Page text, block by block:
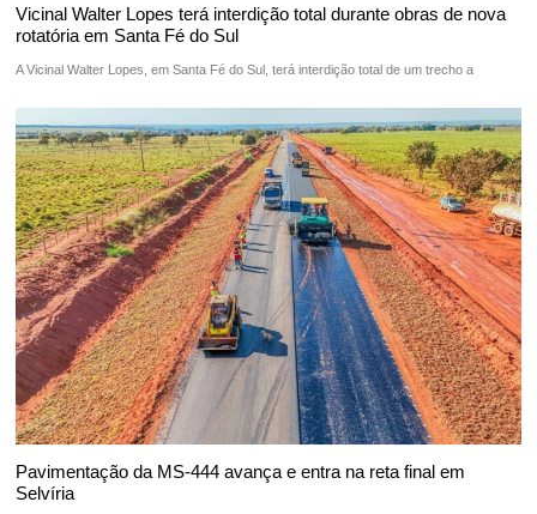
Vicinal Walter Lopes terá interdição total durante obras de nova
rotatória em Santa Fé do Sul
A Vicinal Walter Lopes, em Santa Fé do Sul, terá interdição total de um trecho a
Pavimentação da MS-444 avança e entra na reta final em
Selvíria